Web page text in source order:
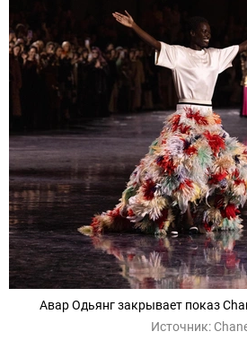
Авар Одьянг закрывает показ
Источник: